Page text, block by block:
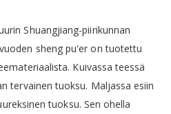
Shuangjiang-piirikunnan
sheng pu'er on tuotettu
Kuivassa teessä
tervainen tuoksu. Maljassa esiin
tuoksu. Sen ohella